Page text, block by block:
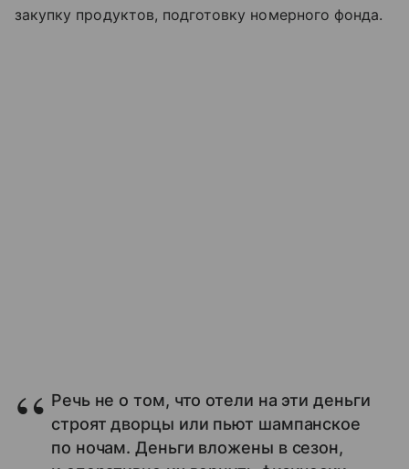
закупку продуктов, подготовку номерного фонда.
Речь не о том, что отели на эти деньги
строят дворцы или пьют шампанское
по ночам. Деньги вложены в сезон,